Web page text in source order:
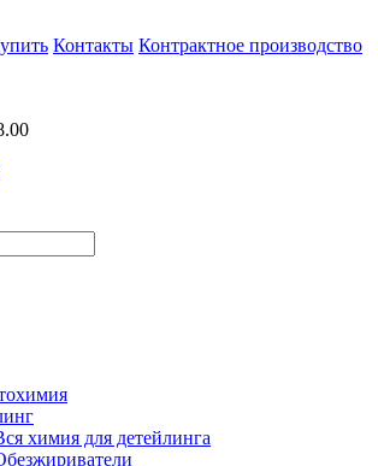
Контакты Контрактное производство
химия для детейлинга